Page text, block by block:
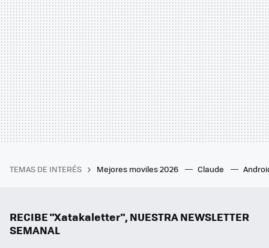
TEMAS DE INTERÉS Mejores moviles 2026 Claude
RECIBE "Xatakaletter", NUESTRA NEWSLETTER
SEMANAL